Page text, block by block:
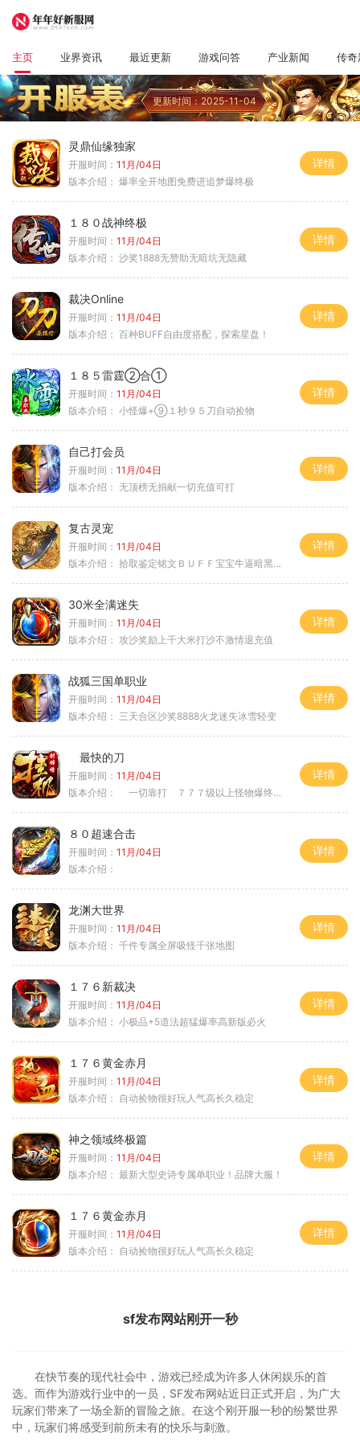
主页 业界资讯 最近更新 游戏问答 产业新闻 传奇
更新时间：2025-11-04
灵鼎仙缘独家
开服时间： 11月/04日
版本介绍： 爆率全开地图免费进追梦爆终极
详情
１８０战神终极
开服时间： 11月/04日
版本介绍： 沙奖1888无赞助无暗坑无隐藏
详情
裁决Online
开服时间： 11月/04日
版本介绍： 百种BUFF自由度搭配，探索星盘！
详情
１８５雷霆②合①
开服时间： 11月/04日
版本介绍： 小怪爆+⑨１秒９５刀自动捡物
详情
自己打会员
开服时间： 11月/04日
版本介绍： 无顶榜无捐献一切充值可打
详情
复古灵宠
开服时间： 11月/04日
版本介绍： 拾取鉴定铭文ＢＵＦＦ宝宝牛逼暗黑属性
详情
30米全满迷失
开服时间： 11月/04日
版本介绍： 攻沙奖励上千大米打沙不激情退充值
详情
战狐三国单职业
开服时间： 11月/04日
版本介绍： 三天合区沙奖8888火龙迷失冰雪轻变
详情
最快的刀
开服时间： 11月/04日
版本介绍：
一切靠打 ７７７级以上怪物爆终极
详情
８０超速合击
开服时间： 11月/04日
版本介绍：
详情
龙渊大世界
开服时间： 11月/04日
版本介绍： 千件专属全屏吸怪千张地图
详情
１７６新裁决
开服时间： 11月/04日
版本介绍： 小极品+5道法超猛爆率高新版必火
详情
１７６黄金赤月
开服时间： 11月/04日
版本介绍： 自动捡物很好玩人气高长久稳定
详情
神之领域终极篇
开服时间： 11月/04日
版本介绍： 最新大型史诗专属单职业！品牌大服！
详情
１７６黄金赤月
开服时间： 11月/04日
版本介绍： 自动捡物很好玩人气高长久稳定
详情
sf发布网站刚开一秒
在快节奏的现代社会中，游戏已经成为许多人休闲娱乐的首
选。而作为游戏行业中的一员，SF发布网站近日正式开启，为广大
玩家们带来了一场全新的冒险之旅。在这个刚开服一秒的纷繁世界
中，玩家们将感受到前所未有的快乐与刺激。